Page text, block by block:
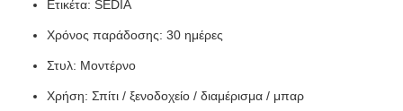
Ετικέτα: SEDIA
Χρόνος παράδοσης: 30 ημέρες
Στυλ: Μοντέρνο
Χρήση: Σπίτι / ξενοδοχείο / διαμέρισμα / μπαρ